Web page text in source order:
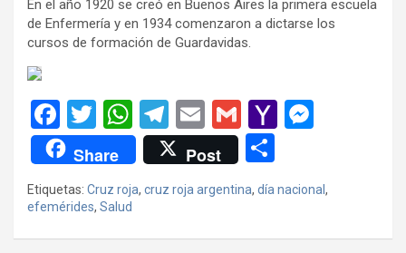
En el año 1920 se creó en Buenos Aires la primera escuela
de Enfermería y en 1934 comenzaron a dictarse los
cursos de formación de Guardavidas.
F
a
ce
b
o
T
wi
tt
er
W
h
at
s
A
T
el
e
gr
a
E
m
ail
G
m
ail
Y
o
o
n
g
Share Post
m
p
Etiquetas: Cruz roja, cruz roja argentina, día nacional ,
efemérides, Salud